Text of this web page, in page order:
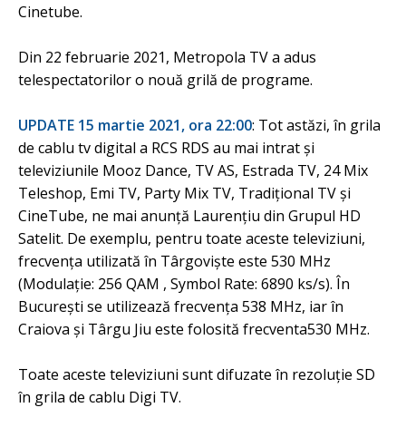
Cinetube.
Din 22 februarie 2021, Metropola TV a adus
telespectatorilor o nouă grilă de programe.
UPDATE 15 martie 2021, ora 22:00: Tot astăzi, în grila
de cablu tv digital a RCS RDS au mai intrat și
televiziunile Mooz Dance, TV AS, Estrada TV, 24 Mix
Teleshop, Emi TV, Party Mix TV, Tradițional TV şi
CineTube, ne mai anunță Laurențiu din Grupul HD
Satelit. De exemplu, pentru toate aceste televiziuni,
frecvența utilizată în Târgoviște este 530 MHz
(Modulație: 256 QAM , Symbol Rate: 6890 ks/s). În
București se utilizează frecvența 538 MHz, iar în
Craiova și Târgu Jiu este folosită frecventa530 MHz.
Toate aceste televiziuni sunt difuzate în rezoluție SD
în grila de cablu Digi TV.